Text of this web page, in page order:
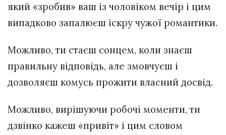
який «зробив» ваш із чоловіком вечір і цим
випадково запалюєш іскру чужої романтики.
Можливо, ти стаєш сонцем, коли знаєш
правильну відповідь, але змовчуєш і
дозволяєш комусь прожити власний досвід.
Можливо, вирішуючи робочі моменти, ти
дзвінко кажеш «привіт» і цим словом